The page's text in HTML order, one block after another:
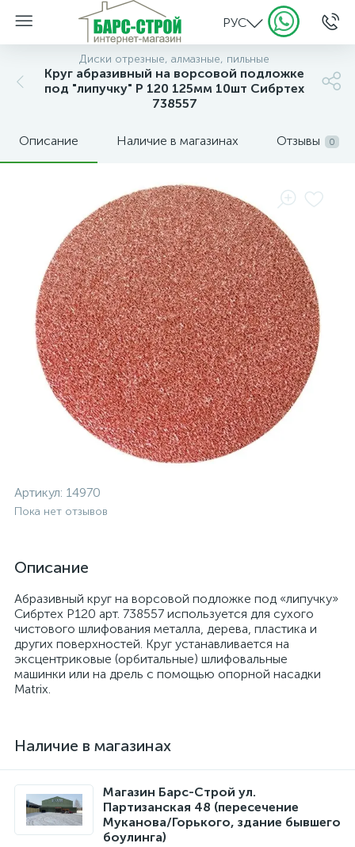
РУС
Диски отрезные, алмазные, пильные
Круг абразивный на ворсовой подложке
под "липучку" P 120 125мм 10шт Сибртех
738557
Описание Наличие в магазинах Отзывы 0
Артикул: 14970
Пока нет отзывов
Описание
Абразивный круг на ворсовой подложке под «липучку»
Сибртех Р120 арт. 738557 используется для сухого
чистового шлифования металла, дерева, пластика и
других поверхностей. Круг устанавливается на
эксцентриковые (орбитальные) шлифовальные
машинки или на дрель с помощью опорной насадки
Matrix.
Наличие в магазинах
Магазин Барс-Строй ул.
Партизанская 48 (пересечение
Муканова/Горького, здание бывшего
боулинга)